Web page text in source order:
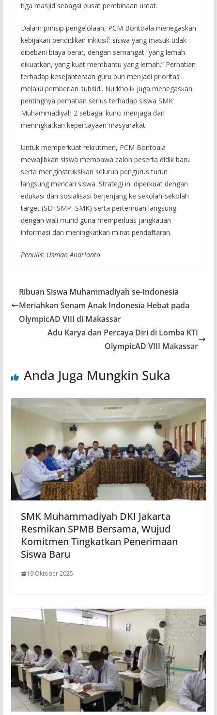
tiga masjid sebagai pusat pembinaan umat.
Dalam prinsip pengelolaan, PCM Bontoala menegaskan
kebijakan pendidikan inklusif: siswa yang masuk tidak
dibebani biaya berat, dengan semangat “yang lemah
dikuatkan, yang kuat membantu yang lemah.” Perhatian
terhadap kesejahteraan guru pun menjadi prioritas
melalui pemberian subsidi. Nurkholik juga menegaskan
pentingnya perhatian serius terhadap siswa SMK
Muhammadiyah 2 sebagai kunci menjaga dan
meningkatkan kepercayaan masyarakat.
Untuk memperkuat rekrutmen, PCM Bontoala
mewajibkan siswa membawa calon peserta didik baru
serta menginstruksikan seluruh pengurus turun
langsung mencari siswa. Strategi ini diperkuat dengan
edukasi dan sosialisasi berjenjang ke sekolah-sekolah
target (SD–SMP–SMK) serta pertemuan langsung
dengan wali murid guna memperluas jangkauan
informasi dan meningkatkan minat pendaftaran.
Penulis: Usman Andrianto
Ribuan Siswa Muhammadiyah se-Indonesia
Meriahkan Senam Anak Indonesia Hebat pada
OlympicAD VIII di Makassar
Adu Karya dan Percaya Diri di Lomba KTI
OlympicAD VIII Makassar
Anda Juga Mungkin Suka
SMK Muhammadiyah DKI Jakarta
Resmikan SPMB Bersama, Wujud
Komitmen Tingkatkan Penerimaan
Siswa Baru
19 Oktober 2025